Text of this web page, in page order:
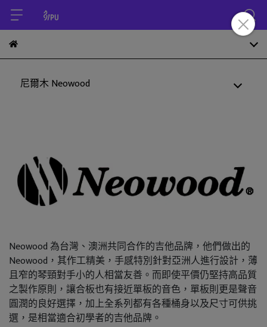
尼爾木 Neowood
Neowood 為台灣、澳洲共同合作的吉他品牌，他們做出的
Neowood，其作工精美，手感特別針對亞洲人進行設計，薄
且窄的琴頸對手小的人相當友善。而即使平價仍堅持高品質
之製作原則，讓合板也有接近單板的音色，單板則更是聲音
圓潤的良好選擇，加上全系列都有各種桶身以及尺寸可供挑
選，是相當適合初學者的吉他品牌。